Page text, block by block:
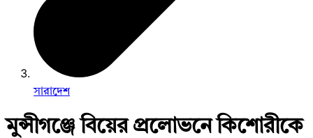
সারাদেশ
মুন্সীগঞ্জে বিয়ের প্রলোভনে কিশোরীকে